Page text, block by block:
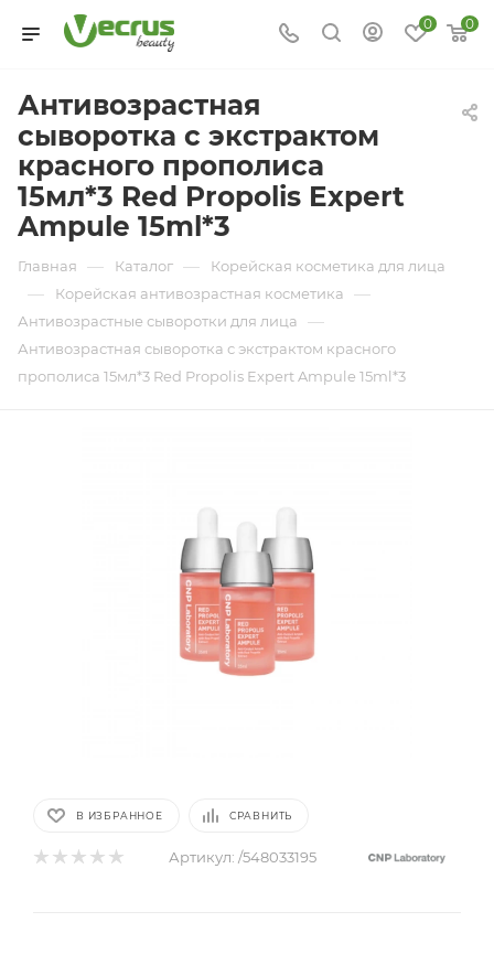
0 0
Антивозрастная
сыворотка с экстрактом
красного прополиса
15мл*3 Red Propolis Expert
Ampule 15ml*3
Главная — Каталог — Корейская косметика для лица
— Корейская антивозрастная косметика —
Антивозрастные сыворотки для лица —
Антивозрастная сыворотка с экстрактом красного
прополиса 15мл*3 Red Propolis Expert Ampule 15ml*3
В ИЗБРАННОЕ СРАВНИТЬ
Артикул: /548033195